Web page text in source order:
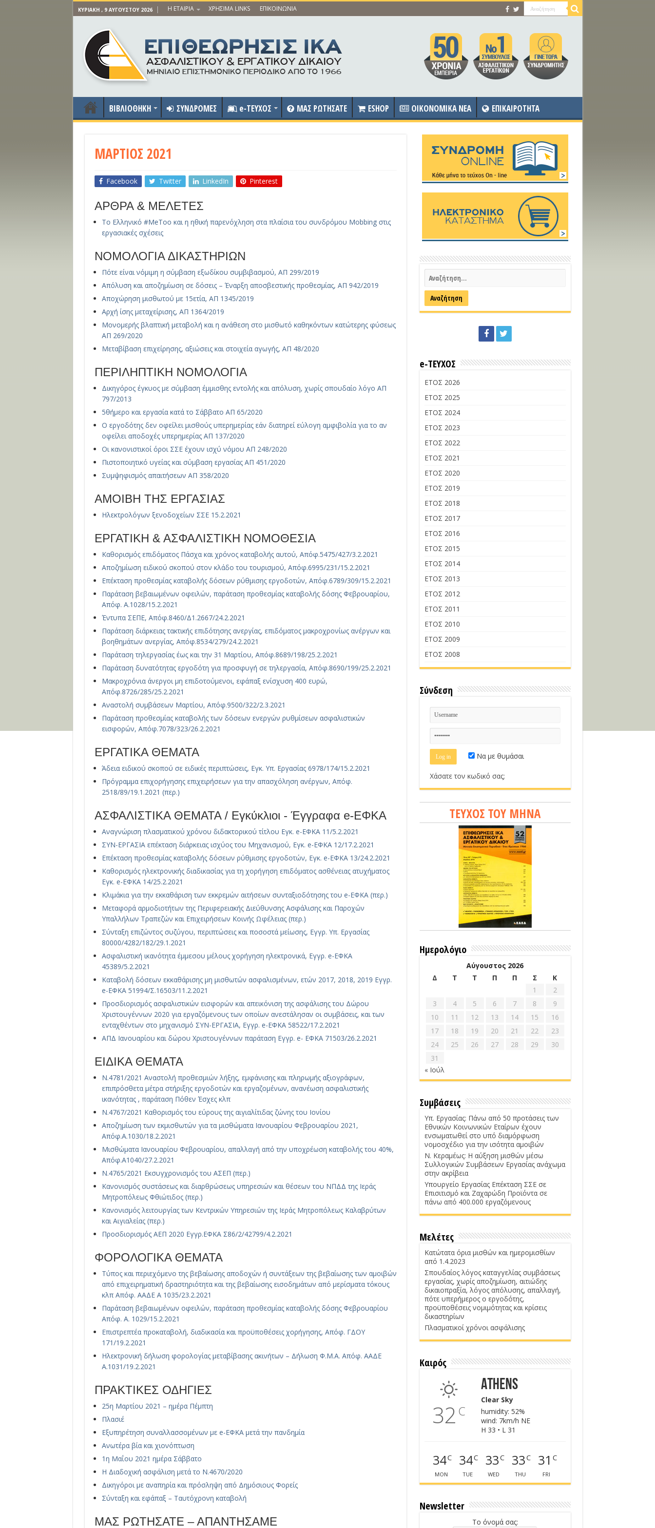
ΚΥΡΙΑΚΉ , 9 ΑΥΓΟΎΣΤΟΥ 2026 Η ΕΤΑΙΡΙΑ ΧΡΗΣΙΜΑ LINKS ΕΠΙΚΟΙΝΩΝΙΑ
ΒΙΒΛΙΟΘΗΚΗ ΣΥΝΔΡΟΜΕΣ e-ΤΕΥΧΟΣ ΜΑΣ ΡΩΤΗΣΑΤΕ ESHOP OIKONOMIKA NEA ΕΠΙΚΑΙΡΟΤΗΤΑ
ΜΑΡΤΙΟΣ 2021
Facebook Twitter LinkedIn Pinterest
ΑΡΘΡΑ & ΜΕΛΕΤΕΣ
Το Ελληνικό #MeToo και η ηθική παρενόχληση στα πλαίσια του συνδρόμου Mobbing στις
εργασιακές σχέσεις
ΝΟΜΟΛΟΓΙΑ ΔΙΚΑΣΤΗΡΙΩΝ
Πότε είναι νόμιμη η σύμβαση εξωδίκου συμβιβασμού, ΑΠ 299/2019
Απόλυση και αποζημίωση σε δόσεις – Έναρξη αποσβεστικής προθεσμίας, ΑΠ 942/2019
Αποχώρηση μισθωτού με 15ετία, ΑΠ 1345/2019
Αρχή ίσης μεταχείρισης, ΑΠ 1364/2019
Μονομερής βλαπτική μεταβολή και η ανάθεση στο μισθωτό καθηκόντων κατώτερης φύσεως
ΑΠ 269/2020
Μεταβίβαση επιχείρησης, αξιώσεις και στοιχεία αγωγής, ΑΠ 48/2020
ΠΕΡΙΛΗΠΤΙΚΗ ΝΟΜΟΛΟΓΙΑ
Δικηγόρος έγκυος με σύμβαση έμμισθης εντολής και απόλυση, χωρίς σπουδαίο λόγο ΑΠ
797/2013
5θήμερο και εργασία κατά το Σάββατο ΑΠ 65/2020
Ο εργοδότης δεν οφείλει μισθούς υπερημερίας εάν διατηρεί εύλογη αμφιβολία για το αν
οφείλει αποδοχές υπερημερίας ΑΠ 137/2020
Οι κανονιστικοί όροι ΣΣΕ έχουν ισχύ νόμου ΑΠ 248/2020
Πιστοποιητικό υγείας και σύμβαση εργασίας ΑΠ 451/2020
Συμψηφισμός απαιτήσεων ΑΠ 358/2020
ΑΜΟΙΒΗ ΤΗΣ ΕΡΓΑΣΙΑΣ
Ηλεκτρολόγων ξενοδοχείων ΣΣΕ 15.2.2021
ΕΡΓΑΤΙΚΗ & ΑΣΦΑΛΙΣΤΙΚΗ ΝΟΜΟΘΕΣΙΑ
Καθορισμός επιδόματος Πάσχα και χρόνος καταβολής αυτού, Απόφ.5475/427/3.2.2021
Αποζημίωση ειδικού σκοπού στον κλάδο του τουρισμού, Απόφ.6995/231/15.2.2021
Επέκταση προθεσμίας καταβολής δόσεων ρύθμισης εργοδοτών, Απόφ.6789/309/15.2.2021
Παράταση βεβαιωμένων οφειλών, παράταση προθεσμίας καταβολής δόσης Φεβρουαρίου,
Απόφ. Α.1028/15.2.2021
Έντυπα ΣΕΠΕ, Απόφ.8460/Δ1.2667/24.2.2021
Παράταση διάρκειας τακτικής επιδότησης ανεργίας, επιδόματος μακροχρονίως ανέργων και
βοηθημάτων ανεργίας, Απόφ.8534/279/24.2.2021
Παράταση τηλεργασίας έως και την 31 Μαρτίου, Απόφ.8689/198/25.2.2021
Παράταση δυνατότητας εργοδότη για προσφυγή σε τηλεργασία, Απόφ.8690/199/25.2.2021
Μακροχρόνια άνεργοι μη επιδοτούμενοι, εφάπαξ ενίσχυση 400 ευρώ,
Απόφ.8726/285/25.2.2021
Αναστολή συμβάσεων Μαρτίου, Απόφ.9500/322/2.3.2021
Παράταση προθεσμίας καταβολής των δόσεων ενεργών ρυθμίσεων ασφαλιστικών
εισφορών, Απόφ.7078/323/26.2.2021
ΕΡΓΑΤΙΚΑ ΘΕΜΑΤΑ
Άδεια ειδικού σκοπού σε ειδικές περιπτώσεις, Εγκ. Υπ. Εργασίας 6978/174/15.2.2021
Πρόγραμμα επιχορήγησης επιχειρήσεων για την απασχόληση ανέργων, Απόφ.
2518/89/19.1.2021 (περ.)
ΑΣΦΑΛΙΣΤΙΚΑ ΘΕΜΑΤΑ / Εγκύκλιοι - Έγγραφα e-ΕΦΚΑ
Αναγνώριση πλασματικού χρόνου διδακτορικού τίτλου Εγκ. e-ΕΦΚΑ 11/5.2.2021
ΣΥΝ-ΕΡΓΑΣΙΑ επέκταση διάρκειας ισχύος του Μηχανισμού, Εγκ. e-ΕΦΚΑ 12/17.2.2021
Επέκταση προθεσμίας καταβολής δόσεων ρύθμισης εργοδοτών, Εγκ. e-ΕΦΚΑ 13/24.2.2021
Καθορισμός ηλεκτρονικής διαδικασίας για τη χορήγηση επιδόματος ασθένειας ατυχήματος
Εγκ. e-ΕΦΚΑ 14/25.2.2021
Κλιμάκια για την εκκαθάριση των εκκρεμών αιτήσεων συνταξιοδότησης του e-ΕΦΚΑ (περ.)
Μεταφορά αρμοδιοτήτων της Περιφερειακής Διεύθυνσης Ασφάλισης και Παροχών
Υπαλλήλων Τραπεζών και Επιχειρήσεων Κοινής Ωφέλειας (περ.)
Σύνταξη επιζώντος συζύγου, περιπτώσεις και ποσοστά μείωσης, Εγγρ. Υπ. Εργασίας
80000/4282/182/29.1.2021
Ασφαλιστική ικανότητα έμμεσου μέλους χορήγηση ηλεκτρονικά, Εγγρ. e-ΕΦΚΑ
45389/5.2.2021
Καταβολή δόσεων εκκαθάρισης μη μισθωτών ασφαλισμένων, ετών 2017, 2018, 2019 Εγγρ.
e-ΕΦΚΑ 51994/Σ.16503/11.2.2021
Προσδιορισμός ασφαλιστικών εισφορών και απεικόνιση της ασφάλισης του Δώρου
Χριστουγέννων 2020 για εργαζόμενους των οποίων ανεστάλησαν οι συμβάσεις, και των
ενταχθέντων στο μηχανισμό ΣΥΝ-ΕΡΓΑΣΙΑ, Εγγρ. e-ΕΦΚΑ 58522/17.2.2021
ΑΠΔ Ιανουαρίου και δώρου Χριστουγέννων παράταση Εγγρ. e- ΕΦΚΑ 71503/26.2.2021
ΕΙΔΙΚΑ ΘΕΜΑΤΑ
Ν.4781/2021 Αναστολή προθεσμιών λήξης, εμφάνισης και πληρωμής αξιογράφων,
επιπρόσθετα μέτρα στήριξης εργοδοτών και εργαζομένων, ανανέωση ασφαλιστικής
ικανότητας , παράταση Πόθεν Έσχες κλπ
Ν.4767/2021 Καθορισμός του εύρους της αιγιαλίτιδας ζώνης του Ιονίου
Αποζημίωση των εκμισθωτών για τα μισθώματα Ιανουαρίου Φεβρουαρίου 2021,
Απόφ.Α.1030/18.2.2021
Μισθώματα Ιανουαρίου Φεβρουαρίου, απαλλαγή από την υποχρέωση καταβολής του 40%,
Απόφ.Α1040/27.2.2021
Ν.4765/2021 Εκσυγχρονισμός του ΑΣΕΠ (περ.)
Κανονισμός συστάσεως και διαρθρώσεως υπηρεσιών και θέσεων του ΝΠΔΔ της Ιεράς
Μητροπόλεως Φθιώτιδος (περ.)
Κανονισμός λειτουργίας των Κεντρικών Υπηρεσιών της Ιεράς Μητροπόλεως Καλαβρύτων
και Αιγιαλείας (περ.)
Προσδιορισμός ΑΕΠ 2020 Εγγρ.ΕΦΚΑ Σ86/2/42799/4.2.2021
ΦΟΡΟΛΟΓΙΚΑ ΘΕΜΑΤΑ
Τύπος και περιεχόμενο της βεβαίωσης αποδοχών ή συντάξεων της βεβαίωσης των αμοιβών
από επιχειρηματική δραστηριότητα και της βεβαίωσης εισοδημάτων από μερίσματα τόκους
κλπ Απόφ. ΑΑΔΕ Α 1035/23.2.2021
Παράταση βεβαιωμένων οφειλών, παράταση προθεσμίας καταβολής δόσης Φεβρουαρίου
Απόφ. Α. 1029/15.2.2021
Επιστρεπτέα προκαταβολή, διαδικασία και προϋποθέσεις χορήγησης, Απόφ. ΓΔΟΥ
171/19.2.2021
Ηλεκτρονική δήλωση φορολογίας μεταβίβασης ακινήτων – Δήλωση Φ.Μ.Α. Απόφ. ΑΑΔΕ
Α.1031/19.2.2021
ΠΡΑΚΤΙΚΕΣ ΟΔΗΓΙΕΣ
25η Μαρτίου 2021 – ημέρα Πέμπτη
Πλασιέ
Εξυπηρέτηση συναλλασσομένων με e-ΕΦΚΑ μετά την πανδημία
Ανωτέρα βία και χιονόπτωση
1η Μαΐου 2021 ημέρα Σάββατο
Η Διαδοχική ασφάλιση μετά το Ν.4670/2020
Δικηγόροι με αναπηρία και πρόσληψη από Δημόσιους Φορείς
Σύνταξη και εφάπαξ – Ταυτόχρονη καταβολή
ΜΑΣ ΡΩΤΗΣΑΤΕ – ΑΠΑΝΤΗΣΑΜΕ
e-ΤΕΥΧΟΣ
ΕΤΟΣ 2026
ΕΤΟΣ 2025
ΕΤΟΣ 2024
ΕΤΟΣ 2023
ΕΤΟΣ 2022
ΕΤΟΣ 2021
ΕΤΟΣ 2020
ΕΤΟΣ 2019
ΕΤΟΣ 2018
ΕΤΟΣ 2017
ΕΤΟΣ 2016
ΕΤΟΣ 2015
ΕΤΟΣ 2014
ΕΤΟΣ 2013
ΕΤΟΣ 2012
ΕΤΟΣ 2011
ΕΤΟΣ 2010
ΕΤΟΣ 2009
ΕΤΟΣ 2008
Σύνδεση
Να με θυμάσαι
Χάσατε τον κωδικό σας;
ΤΕΥΧΟΣ ΤΟΥ ΜΗΝΑ
Ημερολόγιο
Αύγουστος 2026
Δ
Τ Τ Π Π Σ
Κ
1
2
3
4 5 6 7 8
9
10
11 12 13 14 15
16
17
18 19 20 21 22
23
24
25 26 27 28 29
30
31
« Ιούλ
Συμβάσεις
Υπ. Εργασίας: Πάνω από 50 προτάσεις των
Εθνικών Κοινωνικών Εταίρων έχουν
ενσωματωθεί στο υπό διαμόρφωση
νομοσχέδιο για την ισότητα αμοιβών
Ν. Κεραμέως: Η αύξηση μισθών μέσω
Συλλογικών Συμβάσεων Εργασίας ανάχωμα
στην ακρίβεια
Υπουργείο Εργασίας Επέκταση ΣΣΕ σε
Επισιτισμό και Ζαχαρώδη Προϊόντα σε
πάνω από 400.000 εργαζόμενους
Μελέτες
Κατώτατα όρια μισθών και ημερομισθίων
από 1.4.2023
Σπουδαίος λόγος καταγγελίας συμβάσεως
εργασίας, χωρίς αποζημίωση, αιτιώδης
δικαιοπραξία, λόγος απόλυσης, απαλλαγή,
πότε υπερήμερος ο εργοδότης,
προϋποθέσεις νομιμότητας και κρίσεις
δικαστηρίων
Πλασματικοί χρόνοι ασφάλισης
Καιρός
32 C
Athens
Clear Sky
humidity: 52%
wind: 7km/h NE
H 33 • L 31
34C
MON
34C
TUE
33C
WED
33C
THU
31 C
FRI
Newsletter
Το όνομά σας: